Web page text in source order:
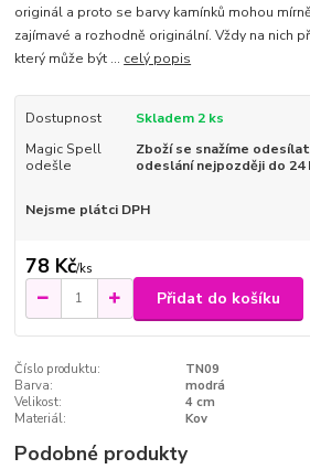
originál a proto se barvy kamínků mohou
zajímavé a rozhodně originální. Vždy na nich
který může být ... celý popis
Dostupnost
Skladem 2 ks
Magic Spell
odešle
Zboží se snažíme
odeslání nejpozději do 24
Nejsme plátci DPH
78 Kč/ks
Přidat do košíku
Číslo produktu:
TN09
Barva:
modrá
Velikost:
4 cm
Materiál:
Kov
Podobné produkty